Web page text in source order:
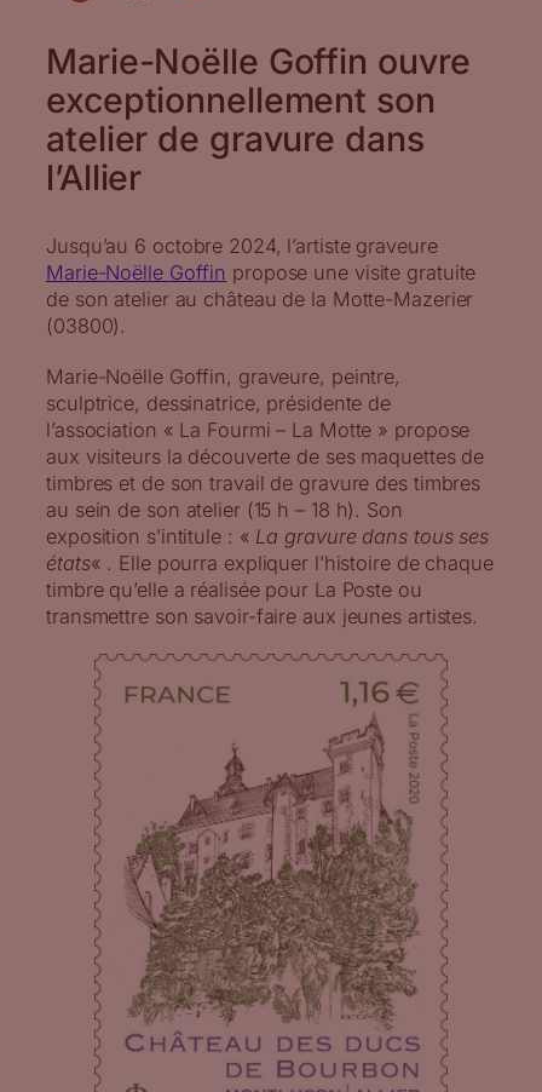
Marie-Noëlle Goffin ouvre
exceptionnellement son
atelier de gravure dans
l’Allier
Jusqu’au 6 octobre 2024, l’artiste graveure
Marie-Noëlle Goffin propose une visite gratuite
de son atelier au château de la Motte-Mazerier
(03800).
Marie-Noëlle Goffin, graveure, peintre,
sculptrice, dessinatrice, présidente de
l’association « La Fourmi – La Motte » propose
aux visiteurs la découverte de ses maquettes de
timbres et de son travail de gravure des timbres
au sein de son atelier (15 h – 18 h). Son
exposition s’intitule : « La gravure dans tous ses
états« . Elle pourra expliquer l’histoire de chaque
timbre qu’elle a réalisée pour La Poste ou
transmettre son savoir-faire aux jeunes artistes.